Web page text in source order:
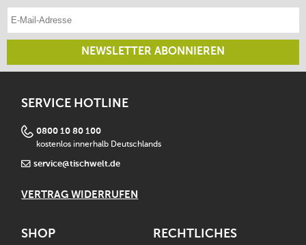
NEWSLETTER ABONNIEREN
SERVICE HOTLINE
0800 10 80 100
kostenlos innerhalb Deutschlands
service@tischwelt.de
VERTRAG WIDERRUFEN
SHOP RECHTLICHES